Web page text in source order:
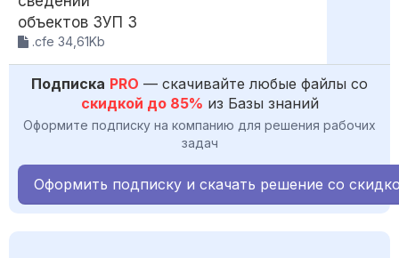
объектов ЗУП 3
.cfe 34,61Kb
Подписка PRO — скачивайте любые файлы со
скидкой до 85% из Базы знаний
Оформите подписку на компанию для решения рабочих
задач
Оформить подписку и скачать решение со